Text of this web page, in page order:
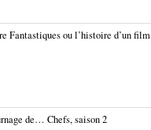
Fantastiques ou l’histoire d’un film
de… Chefs, saison 2